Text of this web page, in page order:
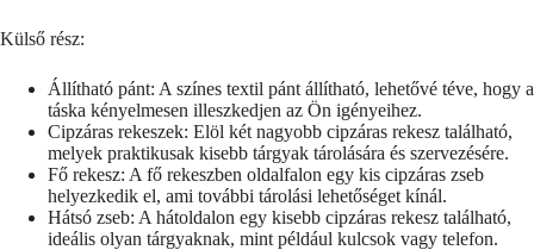
Külső rész:
Állítható pánt: A színes textil pánt állítható, lehetővé téve, hogy a
táska kényelmesen illeszkedjen az Ön igényeihez.
Cipzáras rekeszek: Elöl két nagyobb cipzáras rekesz található,
melyek praktikusak kisebb tárgyak tárolására és szervezésére.
Fő rekesz: A fő rekeszben oldalfalon egy kis cipzáras zseb
helyezkedik el, ami további tárolási lehetőséget kínál.
Hátsó zseb: A hátoldalon egy kisebb cipzáras rekesz található,
ideális olyan tárgyaknak, mint például kulcsok vagy telefon.